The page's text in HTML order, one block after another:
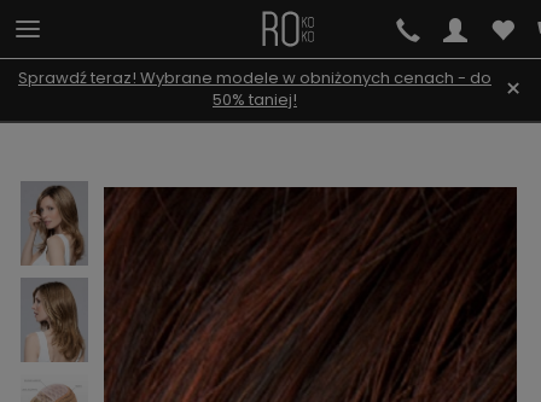
Sprawdź teraz! Wybrane modele w obniżonych cenach - do
50% taniej!
×